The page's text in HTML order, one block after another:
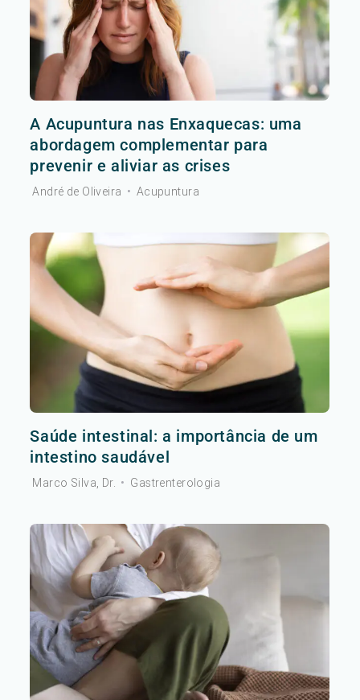
A Acupuntura nas Enxaquecas: uma
abordagem complementar para
prevenir e aliviar as crises
André de Oliveira • Acupuntura
Saúde intestinal: a importância de um
intestino saudável
Marco Silva, Dr. • Gastrenterologia